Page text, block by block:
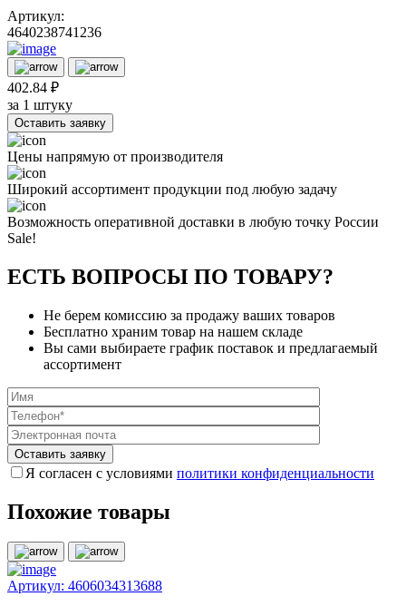
Артикул:
4640238741236
402.84 ₽
за 1 штуку
Оставить заявку
Цены напрямую от производителя
Широкий ассортимент продукции под любую задачу
Возможность оперативной доставки в любую точку России
Sale!
ЕСТЬ ВОПРОСЫ ПО ТОВАРУ?
Не берем комиссию за продажу ваших товаров
Бесплатно храним товар на нашем складе
Вы сами выбираете график поставок и предлагаемый
ассортимент
Я согласен с условиями политики конфиденциальности
Похожие товары
Артикул: 4606034313688